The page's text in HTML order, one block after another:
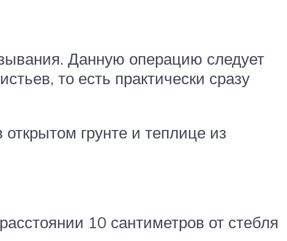
Данную операцию следует
то есть практически сразу
грунте и теплице из
10 сантиметров от стебля